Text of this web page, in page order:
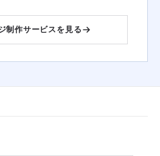
制作サービスを見る